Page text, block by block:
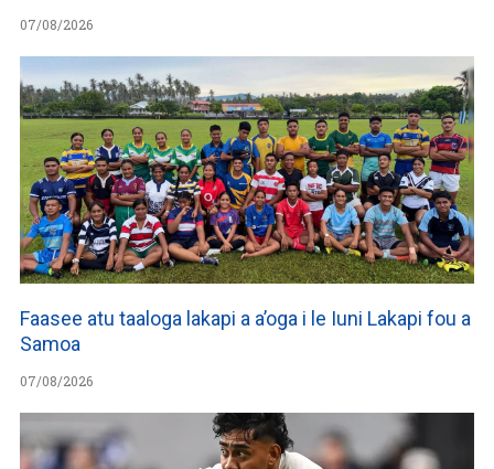
07/08/2026
Faasee atu taaloga lakapi a a’oga i le Iuni Lakapi fou a
Samoa
07/08/2026